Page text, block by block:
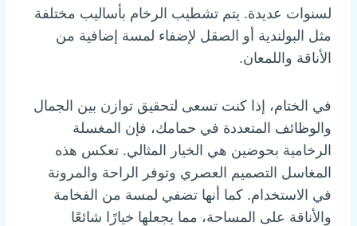
لسنوات عديدة. يتم تشطيب الرخام بأساليب مختلفة
مثل البولندية أو الصقل لإضفاء لمسة إضافية من
الأناقة واللمعان.
في الختام، إذا كنت تسعى لتحقيق توازن بين الجمال
والوظائف المتعددة في حمامك، فإن المغسلة
الرخامية بحوضين هي الخيار المثالي. تعكس هذه
المغاسل التصميم العصري وتوفر الراحة والمرونة
في الاستخدام. كما أنها تضفي لمسة من الفخامة
والأناقة على المساحة، مما يجعلها خيارًا شائعًا